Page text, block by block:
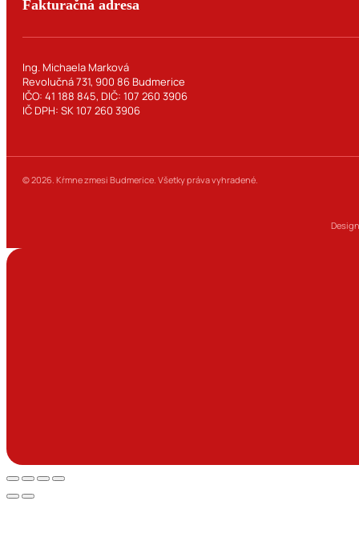
Fakturačná adresa
Ing. Michaela Marková
Revolučná 731, 900 86 Budmerice
IČO: 41 188 845, DIČ: 107 260 3906
IČ DPH: SK 107 260 3906
© 2026. Kŕmne zmesi Budmerice. Všetky práva vyhradené.